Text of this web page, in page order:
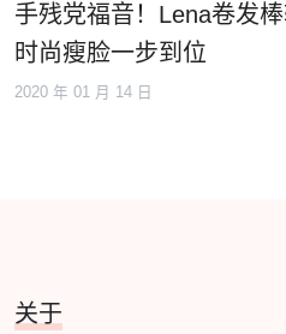
手残党福音！Lena卷发
时尚瘦脸一步到位
2020 年 01 月 14 日
关于